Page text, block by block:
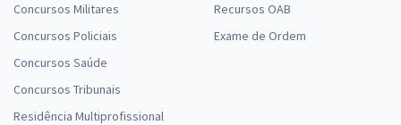
Concursos Militares
Concursos Policiais
Concursos Saúde
Concursos Tribunais
Residência Multiprofissional
Recursos OAB
Exame de Ordem